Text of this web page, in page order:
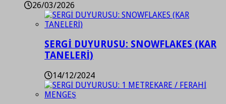
26/03/2026
SERGİ DUYURUSU: SNOWFLAKES (KAR
TANELERİ)
14/12/2024